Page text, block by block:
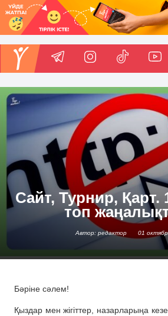
Сайт, Турнир, Қарт.
топ
Автор: редактор 01
Бәріне сәлем!
Қыздар мен жігіттер, назарларыңа